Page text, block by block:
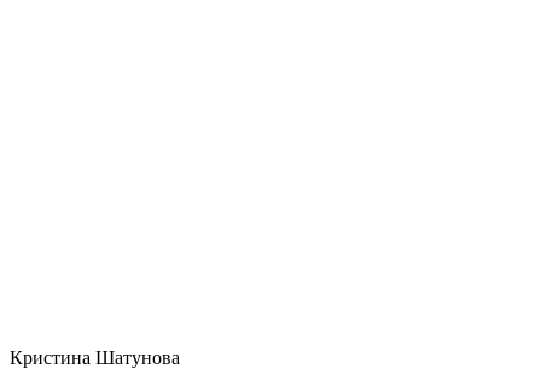
Кристина Шатунова